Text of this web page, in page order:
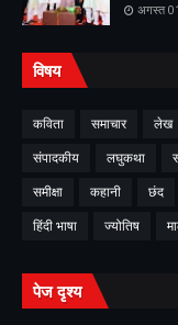
अगस्त
विषय
कविता समाचार लेख
संपादकीय
लघुकथा
समीक्षा
कहानी छंद
हिंदी भाषा
ज्योतिष
पेज दृश्य